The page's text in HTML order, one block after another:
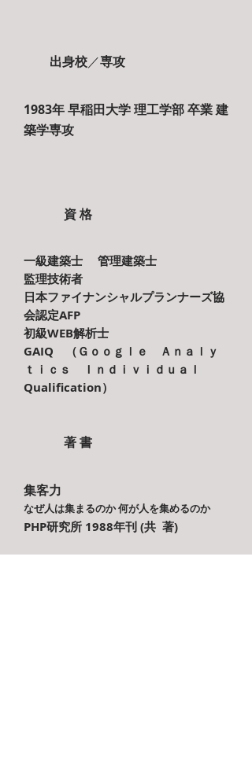
出身校／専攻
1983年 早稲田大学 理工学部 卒業建
築学専攻
資 格
一級建築士 管理建築士
監理技術者
日本ファイナンシャルプランナーズ協
会認定AFP
初級WEB解析士
GAIQ （Ｇｏｏｇｌｅ Ａｎａｌｙ
ｔｉｃｓ Ｉｎｄｉｖｉｄｕａｌ
Qualification）
著 書
集客力
なぜ人は集まるのか 何が人を集めるのか
PHP研究所 1988年刊 (共 著)